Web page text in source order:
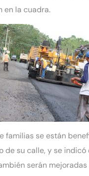
en la cuadra.
familias se están
de su calle, y se indicó
serán